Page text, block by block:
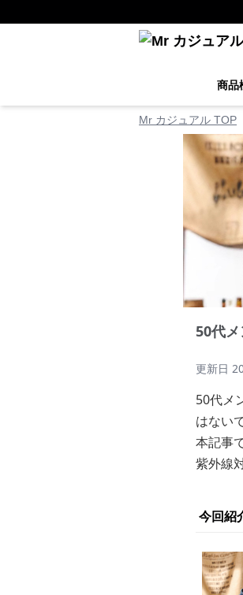
商品
Mr カジュアル TOP
50代
更新日
50代メ
はない
本記事
紫外線
今回紹